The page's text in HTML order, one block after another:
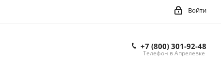
Войти
+7 (800) 301-92-48
Телефон в Апрелевке